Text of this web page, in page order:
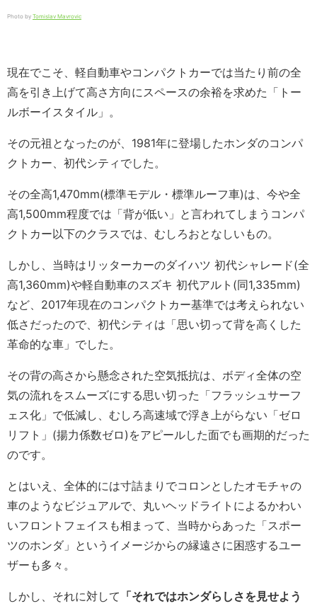
Photo by Tomislav Mavrovic
現在でこそ、軽自動車やコンパクトカーでは当たり前の全
高を引き上げて高さ方向にスペースの余裕を求めた「トー
ルボーイスタイル」。
その元祖となったのが、1981年に登場したホンダのコンパ
クトカー、初代シティでした。
その全高1,470mm(標準モデル・標準ルーフ車)は、今や全
高1,500mm程度では「背が低い」と言われてしまうコンパ
クトカー以下のクラスでは、むしろおとなしいもの。
しかし、当時はリッターカーのダイハツ 初代シャレード(全
高1,360mm)や軽自動車のスズキ 初代アルト(同1,335mm)
など、2017年現在のコンパクトカー基準では考えられない
低さだったので、初代シティは「思い切って背を高くした
革命的な車」でした。
その背の高さから懸念された空気抵抗は、ボディ全体の空
気の流れをスムーズにする思い切った「フラッシュサーフ
ェス化」で低減し、むしろ高速域で浮き上がらない「ゼロ
リフト」(揚力係数ゼロ)をアピールした面でも画期的だった
のです。
とはいえ、全体的には寸詰まりでコロンとしたオモチャの
車のようなビジュアルで、丸いヘッドライトによるかわい
いフロントフェイスも相まって、当時からあった「スポー
ツのホンダ」というイメージからの縁遠さに困惑するユー
ザーも多々。
しかし、それに対して 「それではホンダらしさを見せよう